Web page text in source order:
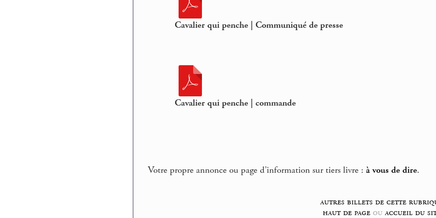
Cavalier qui penche | Communiqué de presse
Cavalier qui penche | commande
Votre propre annonce ou page d’information sur tiers livre : à vous de dire.
autres billets de cette
haut de pageouaccueil du